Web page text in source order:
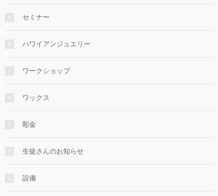
セミナー
ハワイアンジュエリー
ワークショップ
ワックス
彫金
生徒さんのお知らせ
設備